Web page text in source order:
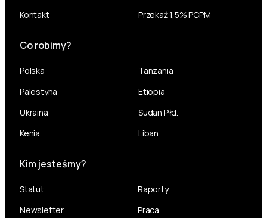
Kontakt
Przekaż 1,5% PCPM
Co robimy?
Polska
Palestyna
Ukraina
Kenia
Tanzania
Etiopia
Sudan Płd.
Liban
Kim jesteśmy?
Statut
Raporty
Newsletter
Praca